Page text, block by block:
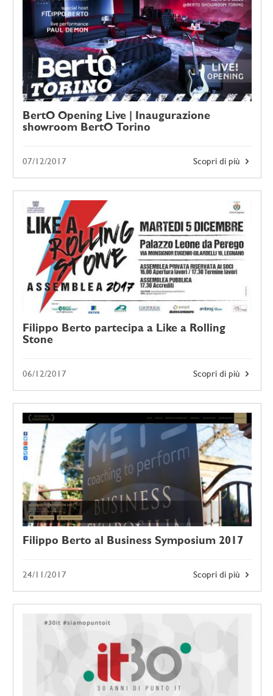
BertO Opening Live | Inaugurazione
showroom BertO Torino
Scopri di più
07/12/2017
Filippo Berto partecipa a Like a Rolling
Stone
Scopri di più
06/12/2017
Filippo Berto al Business Symposium 2017
Scopri di più
24/11/2017